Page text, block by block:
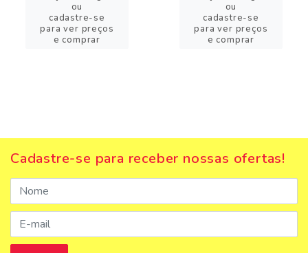
ou
cadastre-se
para ver preços
e comprar
ou
cadastre-se
para ver preços
e comprar
Cadastre-se para receber nossas ofertas!